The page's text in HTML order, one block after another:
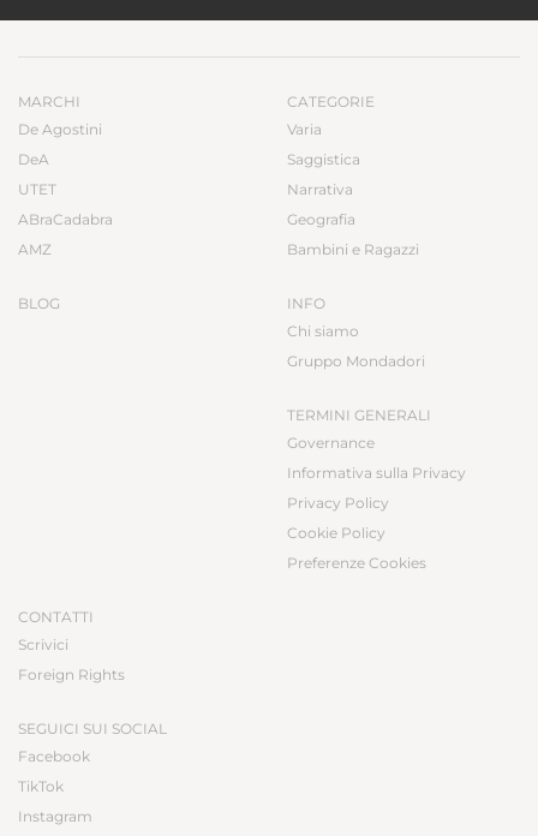
MARCHI
De Agostini
DeA
UTET
ABraCadabra
AMZ
BLOG
CATEGORIE
Varia
Saggistica
Narrativa
Geografia
Bambini e Ragazzi
INFO
Chi siamo
Gruppo Mondadori
TERMINI GENERALI
Governance
Informativa sulla Privacy
Privacy Policy
Cookie Policy
Preferenze Cookies
CONTATTI
Scrivici
Foreign Rights
SEGUICI SUI SOCIAL
Facebook
TikTok
Instagram